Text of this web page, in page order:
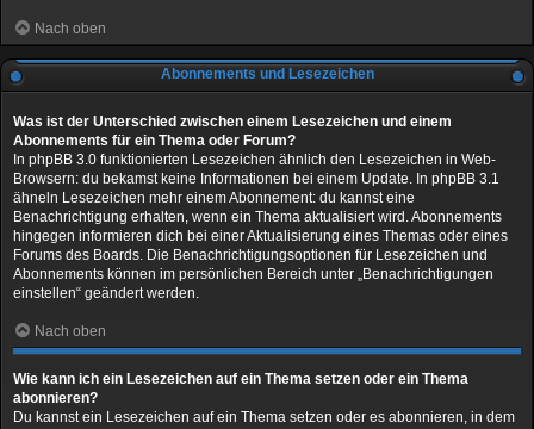
Nach oben
Abonnements und Lesezeichen
Was ist der Unterschied zwischen einem Lesezeichen und einem
Abonnements für ein Thema oder Forum?
In phpBB 3.0 funktionierten Lesezeichen ähnlich den Lesezeichen in Web-
Browsern: du bekamst keine Informationen bei einem Update. In phpBB 3.1
ähneln Lesezeichen mehr einem Abonnement: du kannst eine
Benachrichtigung erhalten, wenn ein Thema aktualisiert wird. Abonnements
hingegen informieren dich bei einer Aktualisierung eines Themas oder eines
Forums des Boards. Die Benachrichtigungsoptionen für Lesezeichen und
Abonnements können im persönlichen Bereich unter „Benachrichtigungen
einstellen“ geändert werden.
Nach oben
Wie kann ich ein Lesezeichen auf ein Thema setzen oder ein Thema
abonnieren?
Du kannst ein Lesezeichen auf ein Thema setzen oder es abonnieren, in dem